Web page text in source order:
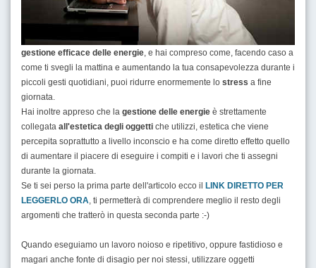
gestione efficace delle energie, e hai compreso come, facendo caso a
come ti svegli la mattina e aumentando la tua consapevolezza durante i
piccoli gesti quotidiani, puoi ridurre enormemente lo stress a fine
giornata.
Hai inoltre appreso che la gestione delle energie è strettamente
collegata all'estetica degli oggetti che utilizzi, estetica che viene
percepita soprattutto a livello inconscio e ha come diretto effetto quello
di aumentare il piacere di eseguire i compiti e i lavori che ti assegni
durante la giornata.
Se ti sei perso la prima parte dell'articolo ecco il
LINK DIRETTO PER
LEGGERLO ORA, ti permetterà di comprendere meglio il resto degli
argomenti che tratterò in questa seconda parte :-)
Quando eseguiamo un lavoro noioso e ripetitivo, oppure fastidioso e
magari anche fonte di disagio per noi stessi, utilizzare oggetti